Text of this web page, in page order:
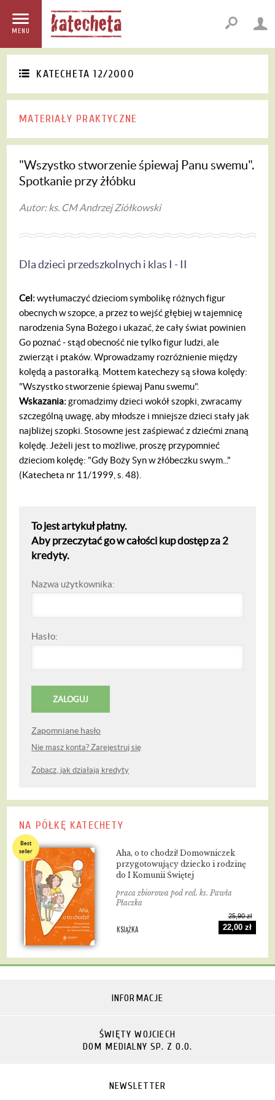
MENU
KATECHETA 12/2000
MATERIAŁY PRAKTYCZNE
"Wszystko stworzenie śpiewaj Panu swemu".
Spotkanie przy żłóbku
Autor: ks. CM Andrzej Ziółkowski
Dla dzieci przedszkolnych i klas I - II
Cel:wytłumaczyć dzieciom symbolikę różnych figur
obecnych w szopce, a przez to wejść głębiej w tajemnicę
narodzenia Syna Bożego i ukazać, że cały świat powinien
Go poznać - stąd obecność nie tylko figur ludzi, ale
zwierząt i ptaków. Wprowadzamy rozróżnienie między
kolędą a pastorałką. Mottem katechezy są słowa kolędy:
"Wszystko stworzenie śpiewaj Panu swemu".
Wskazania:gromadzimy dzieci wokół szopki, zwracamy
szczególną uwagę, aby młodsze i mniejsze dzieci stały jak
najbliżej szopki. Stosowne jest zaśpiewać z dziećmi znaną
kolędę. Jeżeli jest to możliwe, proszę przypomnieć
dzieciom kolędę: "Gdy Boży Syn w żłóbeczku swym..."
(Katecheta nr 11/1999, s. 48).
To jest artykuł płatny.
Aby przeczytać go w całości kup dostęp za 2
kredyty.
Nazwa użytkownika:
Hasło:
Zapomniane hasło
Nie masz konta? Zarejestruj się
Zobacz, jak działają kredyty
NA PÓŁKĘ KATECHETY
Best
seller
Aha, o to chodzi! Domowniczek
przygotowujący dziecko i rodzinę
do I Komunii Świętej
praca zbiorowa pod red. ks. Pawła
Płaczka
KSIĄŻKA
25,90 zł
22,00 zł
INFORMACJE
ŚWIĘTY WOJCIECH
DOM MEDIALNY SP. Z O.O.
NEWSLETTER